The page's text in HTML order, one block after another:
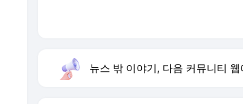
뉴스 밖 이야기, 다음 커뮤니티 웹에서 보